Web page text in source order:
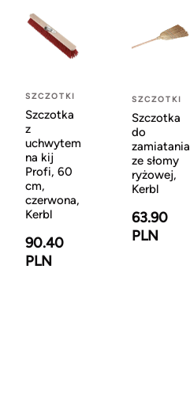
SZCZOTKI
Szczotka
z
uchwytem
na kij
Profi, 60
cm,
czerwona,
Kerbl
90.40
PLN
SZCZOTKI
Szczotka
do
zamiatania
ze słomy
ryżowej,
Kerbl
63.90
PLN